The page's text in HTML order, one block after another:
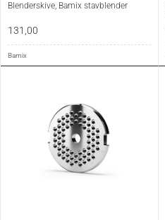
Blenderskive, Bamix stavblender
131,00
Bamix